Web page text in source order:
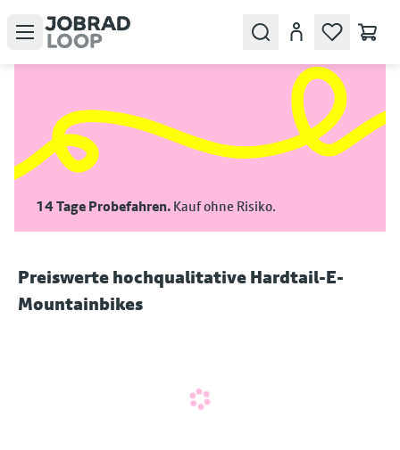
Open menu SearchKonto
14 Tage Probefahren.Kauf ohne Risiko.
Preiswerte hochqualitative Hardtail-E-
Mountainbikes